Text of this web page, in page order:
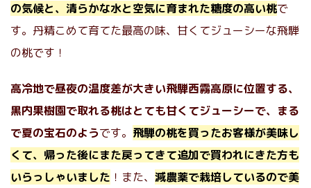
の気候と、清らかな水と空気に育まれた糖度の高い桃で
す。丹精こめて育てた最高の味、甘くてジューシーな飛騨
の桃です！
高冷地で昼夜の温度差が大きい飛騨西霧高原に位置する、
黒内果樹園で取れる桃はとても甘くてジューシーで、まる
で夏の宝石のようです。 飛騨の桃を買ったお客様が美味し
くて、帰った後にまた戻ってきて追加で買われにきた方も
いらっしゃいました ！また、 減農薬で栽培しているので美